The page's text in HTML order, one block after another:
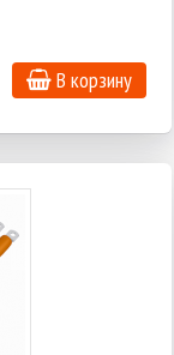
В корзину